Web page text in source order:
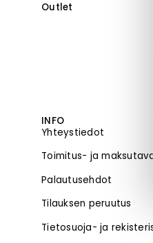
Outlet
INFO
Yhteystiedot
Toimitus- ja maksutavat
Palautusehdot
Tilauksen peruutus
Tietosuoja- ja